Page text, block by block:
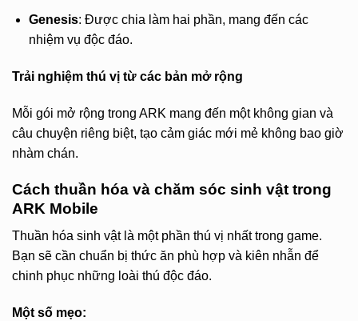
Genesis: Được chia làm hai phần, mang đến các
nhiệm vụ độc đáo.
Trải nghiệm thú vị từ các bản mở rộng
Mỗi gói mở rộng trong ARK mang đến một không gian và
câu chuyện riêng biệt, tạo cảm giác mới mẻ không bao giờ
nhàm chán.
Cách thuần hóa và chăm sóc sinh vật trong
ARK Mobile
Thuần hóa sinh vật là một phần thú vị nhất trong game.
Bạn sẽ cần chuẩn bị thức ăn phù hợp và kiên nhẫn để
chinh phục những loài thú độc đáo.
Một số mẹo: